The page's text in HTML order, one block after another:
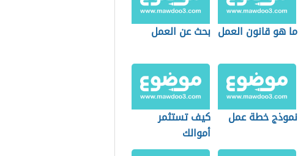
ما هو قانون العمل بحث عن العمل
نموذج خطة عمل
كيف تستثمر
أموالك